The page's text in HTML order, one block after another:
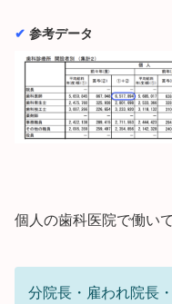
✔︎ 参考データ
個人の歯科医院で働い
分院長・雇われ院長